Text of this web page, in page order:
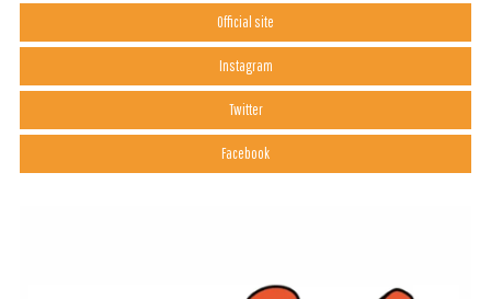
Official site
Instagram
Twitter
Facebook